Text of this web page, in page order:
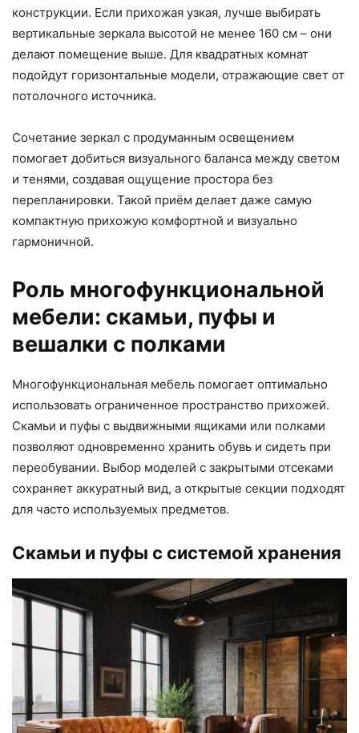
конструкции. Если прихожая узкая, лучше выбирать
вертикальные зеркала высотой не менее 160 см – они
делают помещение выше. Для квадратных комнат
подойдут горизонтальные модели, отражающие свет от
потолочного источника.
Сочетание зеркал с продуманным освещением
помогает добиться визуального баланса между светом
и тенями, создавая ощущение простора без
перепланировки. Такой приём делает даже самую
компактную прихожую комфортной и визуально
гармоничной.
Роль многофункциональной
мебели: скамьи, пуфы и
вешалки с полками
Многофункциональная мебель помогает оптимально
использовать ограниченное пространство прихожей.
Скамьи и пуфы с выдвижными ящиками или полками
позволяют одновременно хранить обувь и сидеть при
переобувании. Выбор моделей с закрытыми отсеками
сохраняет аккуратный вид, а открытые секции подходят
для часто используемых предметов.
Скамьи и пуфы с системой хранения